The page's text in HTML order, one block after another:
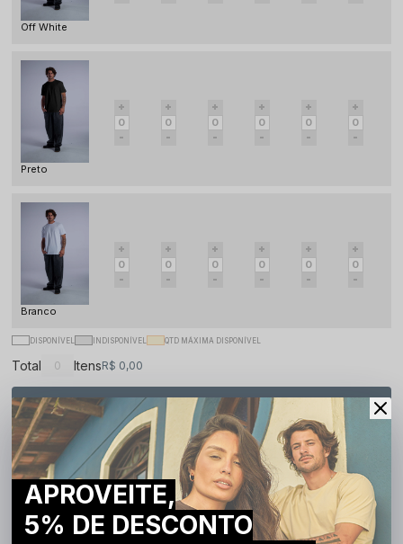
Off White
Preto
Branco
DISPONÍVEL INDISPONÍVEL QTD MÁXIMA DISPONÍVEL
Total ItensR$ 0,00
Adicionar à sacola
Compartilhe:
DESCRIÇÃO COMPLETA
APROVEITE,
5% DE DESCONTO